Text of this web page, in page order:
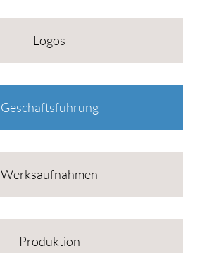
Logos
Geschäftsführung
Werksaufnahmen
Produktion